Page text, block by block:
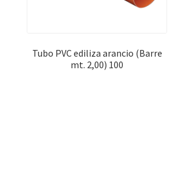
Tubo PVC ediliza arancio (Barre
mt. 2,00) 100